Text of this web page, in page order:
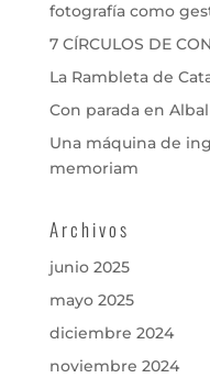
fotografía como
7 CÍRCULOS DE
La Rambleta de
Con parada en Albal
Una máquina de
memoriam
Archivos
junio 2025
mayo 2025
diciembre 2024
noviembre 2024